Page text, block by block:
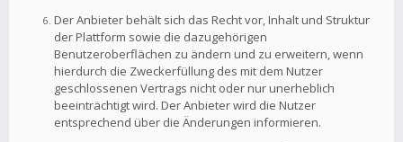
Der Anbieter behält sich das Recht vor, Inhalt und Struktur
der Plattform sowie die dazugehörigen
Benutzeroberflächen zu ändern und zu erweitern, wenn
hierdurch die Zweckerfüllung des mit dem Nutzer
geschlossenen Vertrags nicht oder nur unerheblich
beeinträchtigt wird. Der Anbieter wird die Nutzer
entsprechend über die Änderungen informieren.